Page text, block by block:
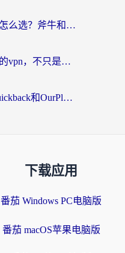
海外回国加速器怎么选？斧牛和海龟哪个好？一篇帮你避开坑的实用指南
从匈牙利回国内的vpn，不只是为了刷剧那么简单
海外党必看：Quickback和OurPlay好用吗？3分钟选对回国加速器，无缝刷剧玩游戏
下载应用
番茄 Windows PC电脑版
番茄 macOS苹果电脑版